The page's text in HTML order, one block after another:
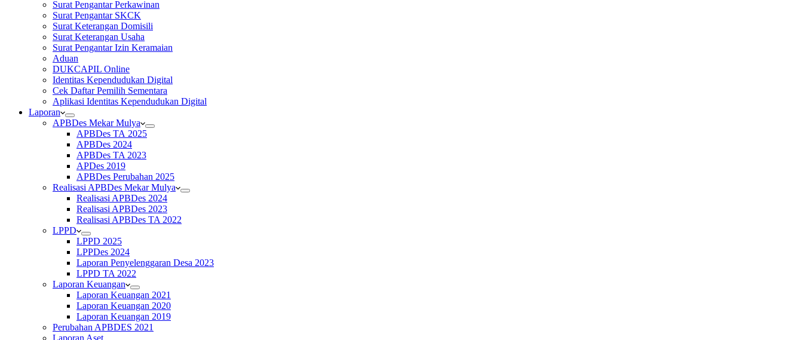
Surat Pengantar Perkawinan
Surat Pengantar SKCK
Surat Keterangan Domisili
Surat Keterangan Usaha
Surat Pengantar Izin Keramaian
Aduan
DUKCAPIL Online
Identitas Kependudukan Digital
Cek Daftar Pemilih Sementara
Aplikasi Identitas Kependudukan Digital
Laporan
APBDes Mekar Mulya
APBDes TA 2025
APBDes 2024
APBDes TA 2023
APDes 2019
APBDes Perubahan 2025
Realisasi APBDes Mekar Mulya
Realisasi APBDes 2024
Realisasi APBDes 2023
Realisasi APBDes TA 2022
LPPD
LPPD 2025
LPPDes 2024
Laporan Penyelenggaran Desa 2023
LPPD TA 2022
Laporan Keuangan
Laporan Keuangan 2021
Laporan Keuangan 2020
Laporan Keuangan 2019
Perubahan APBDES 2021
Laporan Aset